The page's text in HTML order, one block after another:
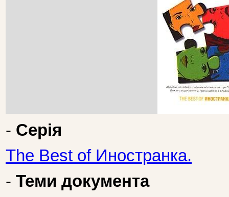
- Серія
The Best of Иностранка.
- Теми документа